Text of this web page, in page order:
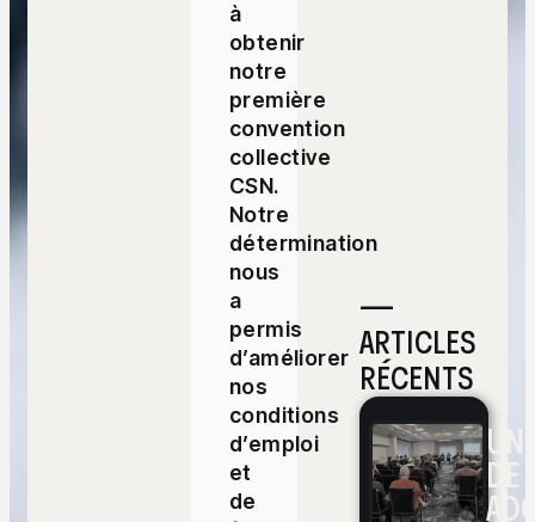
—
ARTICLES
RÉCENTS
DE
à
obtenir
notre
première
convention
collective
CSN.
Notre
détermination
nous
a
permis
d’améliorer
nos
conditions
d’emploi
et
de